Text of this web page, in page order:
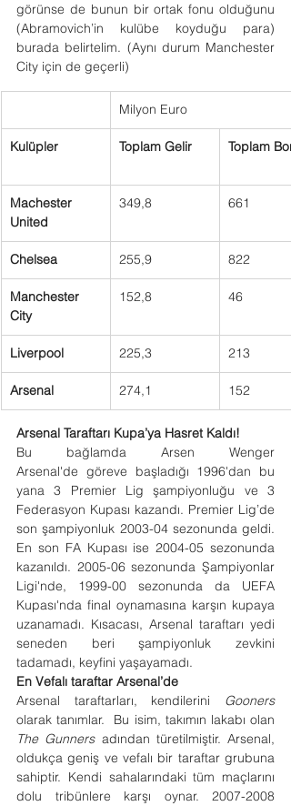
görünse de bunun bir ortak fonu olduğunu
(Abramovich’in kulübe koyduğu para)
burada belirtelim. (Aynı durum Manchester
City için de geçerli)
Milyon Euro
Kulüpler Toplam Gelir Toplam
Machester
United
349,8 661
Chelsea 255,9 822
Manchester
City
152,8 46
Liverpool 225,3 213
Arsenal 274,1 152
Arsenal Taraftarı Kupa’ya Hasret Kaldı!
Bu bağlamda Arsen Wenger
Arsenal'de göreve başladığı 1996'dan bu
yana 3 Premier Lig şampiyonluğu ve 3
Federasyon Kupası kazandı. Premier Lig’de
son şampiyonluk 2003-04 sezonunda geldi.
En son FA Kupası ise 2004-05 sezonunda
kazanıldı. 2005-06 sezonunda Şampiyonlar
Ligi'nde, 1999-00 sezonunda da UEFA
Kupası'nda final oynamasına karşın kupaya
uzanamadı. Kısacası, Arsenal taraftarı yedi
seneden beri şampiyonluk zevkini
tadamadı, keyfini yaşayamadı.
En Vefalı taraftar Arsenal’de
Arsenal taraftarları, kendilerini Gooners
The Gunners adından türetilmiştir. Arsenal,
oldukça geniş ve vefalı bir taraftar grubuna
sahiptir. Kendi sahalarındaki tüm maçlarını
dolu tribünlere karşı oynar. 2007-2008